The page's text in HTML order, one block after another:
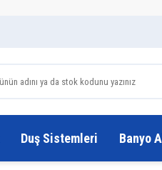
Duş Sistemleri Banyo